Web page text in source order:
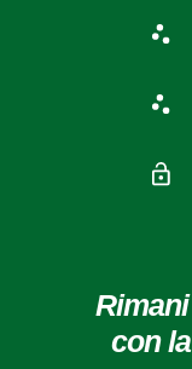
con